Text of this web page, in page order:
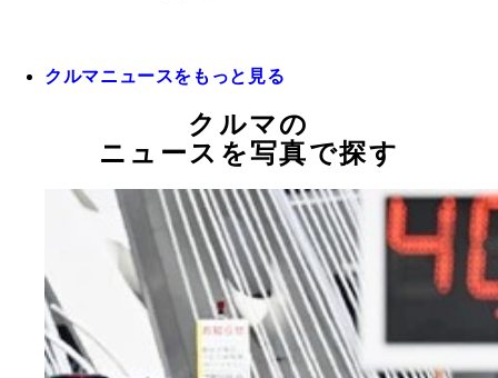
クルマニュースをもっと見る
クルマの
ニュースを写真で探す